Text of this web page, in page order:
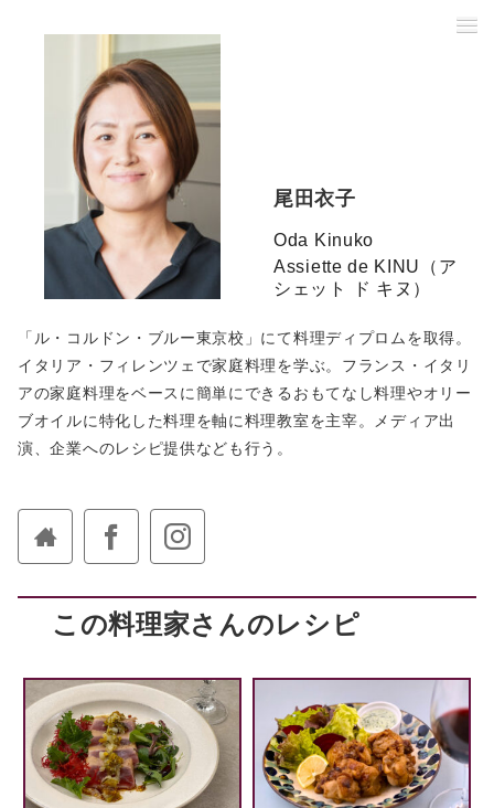
尾田衣子
Oda Kinuko
Assiette de KINU（ア
シェット ド キヌ）
「ル・コルドン・ブルー東京校」にて料理ディプロムを取得。
イタリア・フィレンツェで家庭料理を学ぶ。フランス・イタリ
アの家庭料理をベースに簡単にできるおもてなし料理やオリー
ブオイルに特化した料理を軸に料理教室を主宰。メディア出
演、企業へのレシピ提供なども行う。
この料理家さんのレシピ